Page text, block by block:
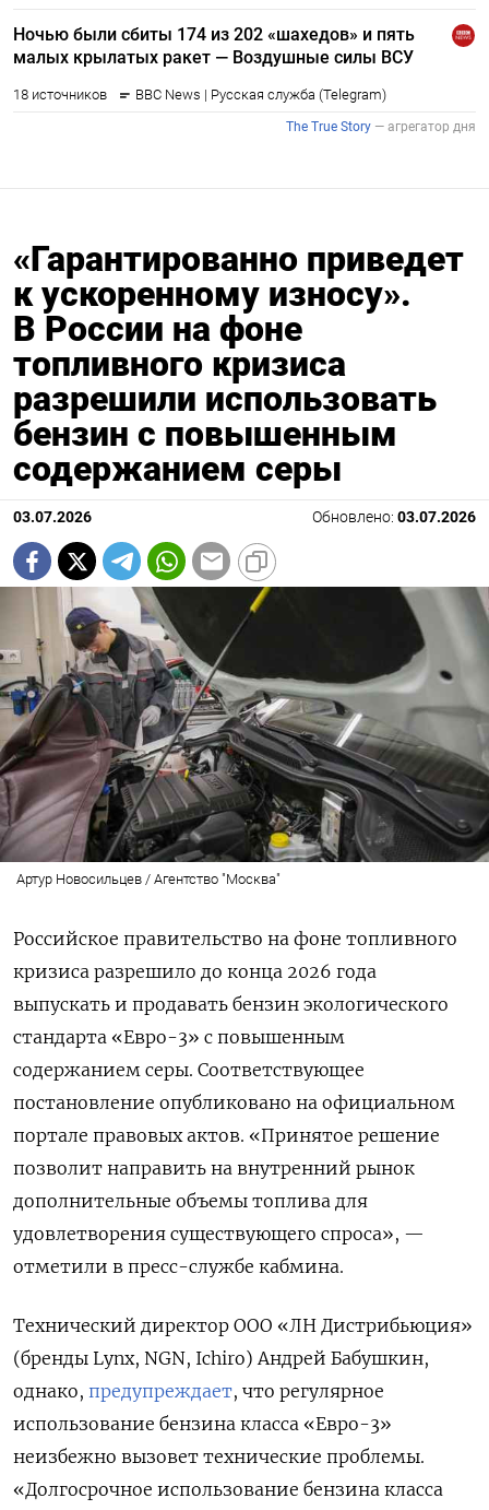
«Гарантированно приведет
к ускоренному износу».
В России на фоне
топливного кризиса
разрешили использовать
бензин с повышенным
содержанием серы
03.07.2026 Обновлено: 03.07.2026
Артур Новосильцев / Агентство "Москва"
Российское правительство на фоне топливного
кризиса разрешило до конца 2026 года
выпускать и продавать бензин экологического
стандарта «Евро-3» с повышенным
содержанием серы. Соответствующее
постановление опубликовано на официальном
портале правовых актов. «Принятое решение
позволит направить на внутренний рынок
дополнительные объемы топлива для
удовлетворения существующего спроса», —
отметили в пресс-службе кабмина.
Технический директор ООО «ЛН Дистрибьюция»
(бренды Lynx, NGN, Ichiro) Андрей Бабушкин,
однако, предупреждает, что регулярное
использование бензина класса «Евро-3»
неизбежно вызовет технические проблемы.
«Долгосрочное использование бензина класса